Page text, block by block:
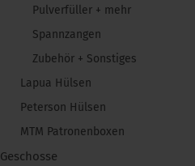
Pulverfüller + mehr
Spannzangen
Zubehör + Sonstiges
Lapua Hülsen
Peterson Hülsen
MTM Patronenboxen
Geschosse